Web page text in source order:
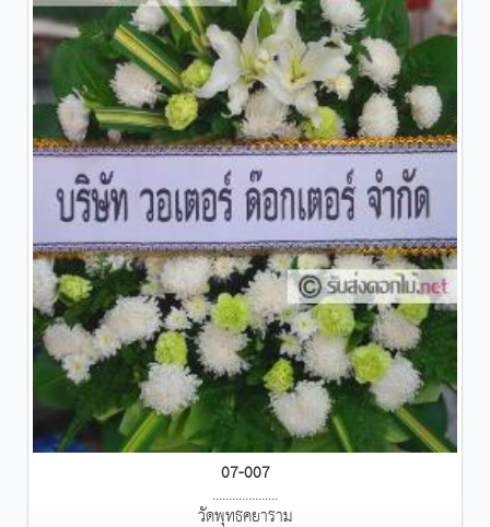
07-007
....................
วัดพุทธคยาราม